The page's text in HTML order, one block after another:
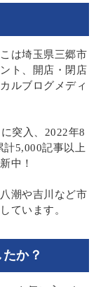
は埼玉県三郷市
ト、開店・閉店
ルブログメディ
突入、2022年8
計5,000記事以上
中！
潮や吉川など市
ています。
か？